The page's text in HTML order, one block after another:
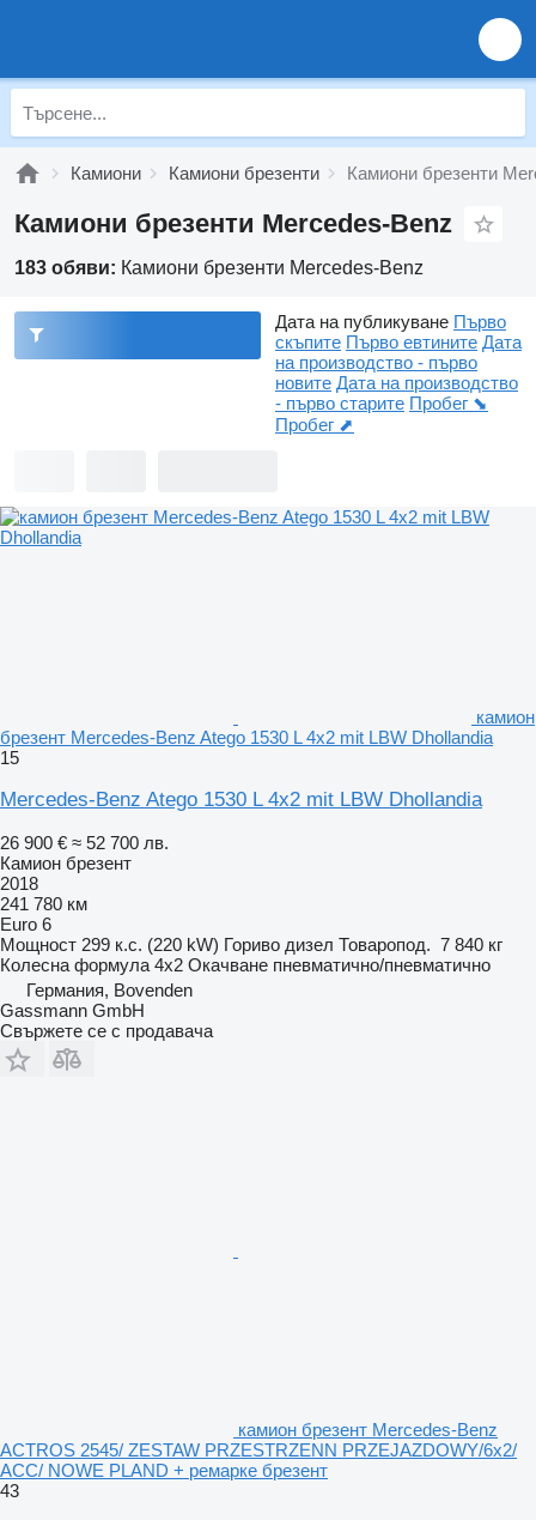
Камиони Камиони брезенти Камиони брезенти
Камиони брезенти Mercedes-Benz
183 обяви: Камиони брезенти Mercedes-Benz
Дата на публикуване Първо
скъпите Първо евтините Дата
на производство - първо
новите Дата на производство
- първо старите Пробег ⬊
Пробег ⬈
камион
брезент Mercedes-Benz Atego 1530 L 4x2 mit LBW Dhollandia
15
Mercedes-Benz Atego 1530 L 4x2 mit LBW Dhollandia
26 900 € ≈ 52 700 лв.
Камион брезент
2018
241 780 км
Euro 6
Мощност 299 к.с. (220 kW) Гориво дизел Товаропод. 7 840 кг
Колесна формула 4x2 Окачване пневматично/пневматично
Германия, Bovenden
Gassmann GmbH
Свържете се с продавача
камион брезент Mercedes-Benz
ACTROS 2545/ ZESTAW PRZESTRZENN PRZEJAZDOWY/6x2/
ACC/ NOWE PLAND + ремарке брезент
43